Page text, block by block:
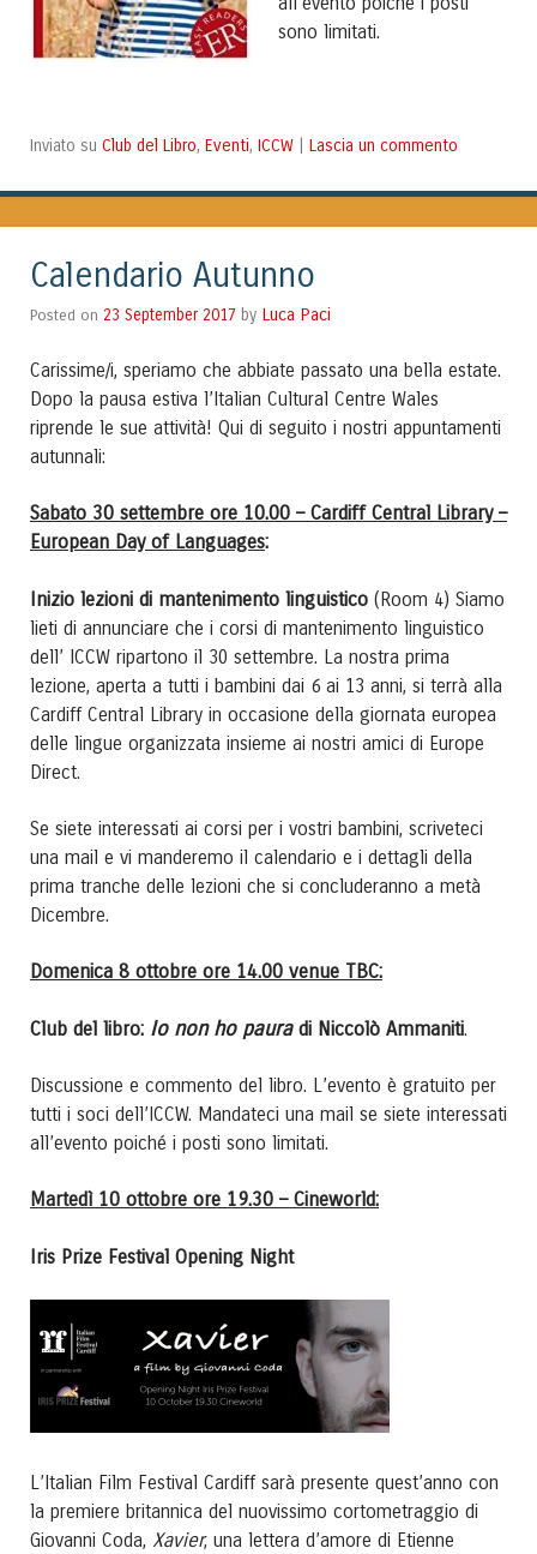
sono limitati.
Inviato su Club del Libro, Eventi, ICCW Lascia un commento
Calendario Autunno
Posted on 23 September 2017 by Luca Paci
Carissime/i, speriamo che abbiate passato una bella estate.
Dopo la pausa estiva l’Italian Cultural Centre Wales
riprende le sue attività! Qui di seguito i nostri appuntamenti
autunnali:
Sabato 30 settembre ore 10.00 – Cardiff Central Library –
European Day of Languages:
Inizio lezioni di mantenimento linguistico (Room 4) Siamo
lieti di annunciare che i corsi di mantenimento linguistico
dell’ ICCW ripartono il 30 settembre. La nostra prima
lezione, aperta a tutti i bambini dai 6 ai 13 anni, si terrà alla
Cardiff Central Library in occasione della giornata europea
delle lingue organizzata insieme ai nostri amici di Europe
Direct.
Se siete interessati ai corsi per i vostri bambini, scriveteci
una mail e vi manderemo il calendario e i dettagli della
prima tranche delle lezioni che si concluderanno a metà
Dicembre.
Domenica 8 ottobre ore 14.00 venue TBC:
Club del libro: Io non ho pauradi Niccolò Ammaniti.
Discussione e commento del libro. L’evento è gratuito per
tutti i soci dell’ICCW. Mandateci una mail se siete interessati
all’evento poiché i posti sono limitati.
Martedì 10 ottobre ore 19.30 – Cineworld:
Iris Prize Festival Opening Night
L’Italian Film Festival Cardiff sarà presente quest’anno con
la premiere britannica del nuovissimo cortometraggio di
Giovanni Coda, Xavier, una lettera d’amore di Etienne